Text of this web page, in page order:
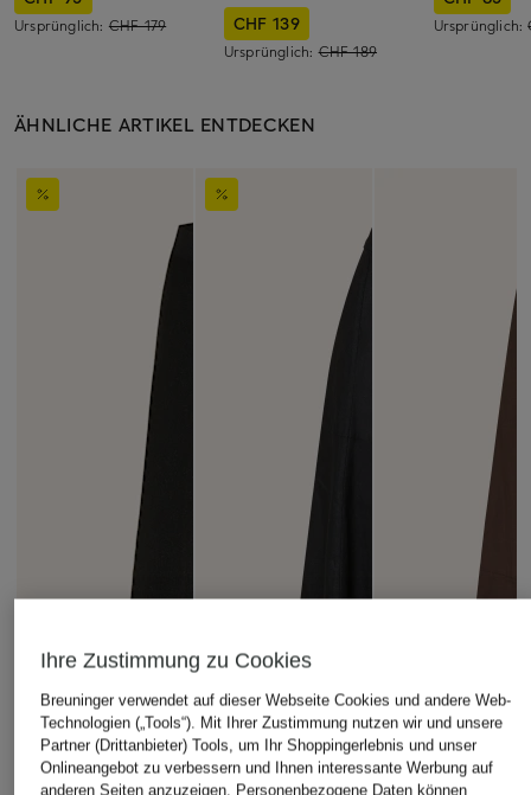
Ursprünglich: CHF 179
CHF 139
Ursprünglich:CHF 189
Ursprünglich:
ÄHNLICHE ARTIKEL ENTDECKEN
Ihre Zustimmung zu Cookies
Breuninger verwendet auf dieser Webseite Cookies und andere Web-
Technologien („Tools“). Mit Ihrer Zustimmung nutzen wir und unsere
Partner (Drittanbieter) Tools, um Ihr Shoppingerlebnis und unser
Onlineangebot zu verbessern und Ihnen interessante Werbung auf
anderen Seiten anzuzeigen. Personenbezogene Daten können